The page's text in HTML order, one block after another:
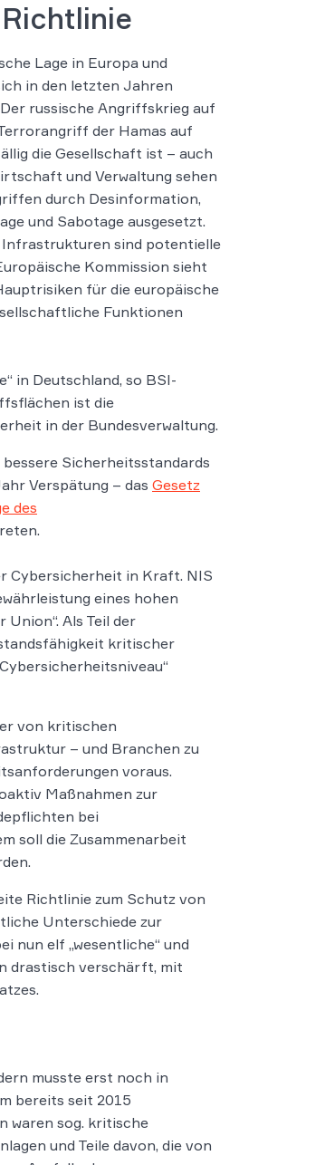
Lage in Europa und
in den letzten Jahren
russische Angriffskrieg auf
der Hamas auf
die Gesellschaft ist – auch
und Verwaltung sehen
durch Desinformation,
und Sabotage ausgesetzt.
sind potentielle
Kommission sieht
für die europäische
Funktionen
in Deutschland, so BSI-
ist die
in der Bundesverwaltung.
bessere Sicherheitsstandards
Verspätung – das Gesetz
des
Cybersicherheit in Kraft. NIS
eines hohen
Als Teil der
kritischer
von kritischen
– und Branchen zu
voraus.
Maßnahmen zur
bei
soll die Zusammenarbeit
Richtlinie zum Schutz von
Unterschiede zur
nun elf „wesentliche“ und
drastisch verschärft, mit
musste erst noch in
bereits seit 2015
waren sog. kritische
und Teile davon, die von